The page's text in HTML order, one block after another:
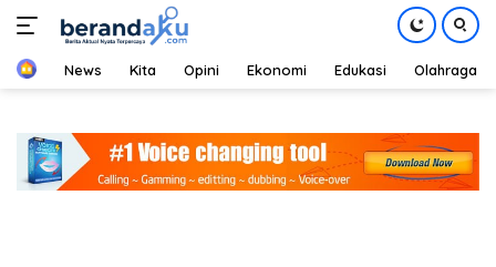
konten
HomeNews Kita Opini Ekonomi Edukasi Olahraga